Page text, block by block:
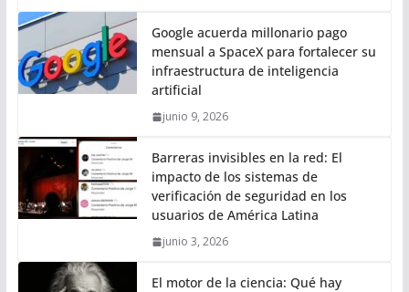
Google acuerda millonario pago
mensual a SpaceX para fortalecer su
infraestructura de inteligencia
artificial
junio 9, 2026
Barreras invisibles en la red: El
impacto de los sistemas de
verificación de seguridad en los
usuarios de América Latina
junio 3, 2026
El motor de la ciencia: Qué hay